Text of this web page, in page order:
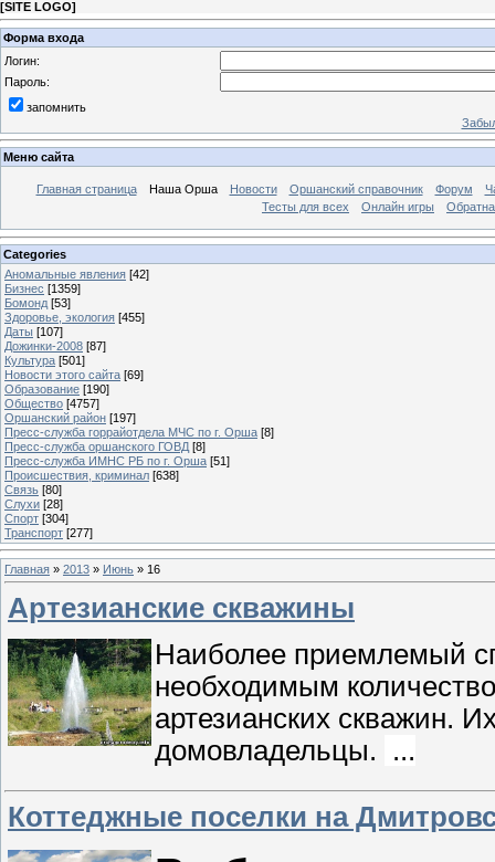
[SITE LOGO]
Форма входа
Логин:
Пароль:
запомнить
Меню сайта
Главная страница Наша Орша Новости Оршанский справочник Форум
Тесты для всех
Онлайн игры
Categories
Аномальные явления [42]
Бизнес [1359]
Бомонд [53]
Здоровье, экология [455]
Даты [107]
Дожинки-2008 [87]
Культура [501]
Новости этого сайта [69]
Образование [190]
Общество [4757]
Оршанский район [197]
Пресс-служба горрайотдела МЧС по г. Орша [8]
Пресс-служба оршанского ГОВД [8]
Пресс-служба ИМНС РБ по г. Орша [51]
Проиcшествия, криминал [638]
Связь [80]
Слухи [28]
Спорт [304]
Транспорт [277]
Главная » 2013 » Июнь » 16
Артезианские скважины
Наиболее приемлемый
необходимым
артезианских скважин.
домовладельцы.
...
Коттеджные поселки на